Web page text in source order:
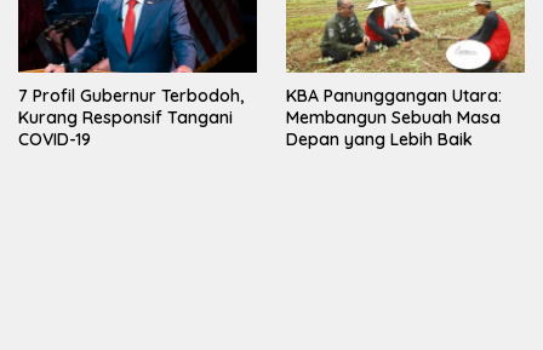
7 Profil Gubernur Terbodoh,
Kurang Responsif Tangani
COVID-19
KBA Panunggangan Utara:
Membangun Sebuah Masa
Depan yang Lebih Baik